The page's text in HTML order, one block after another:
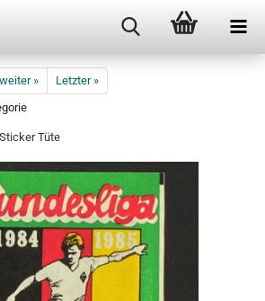
weiter »
Letzter »
Tüte